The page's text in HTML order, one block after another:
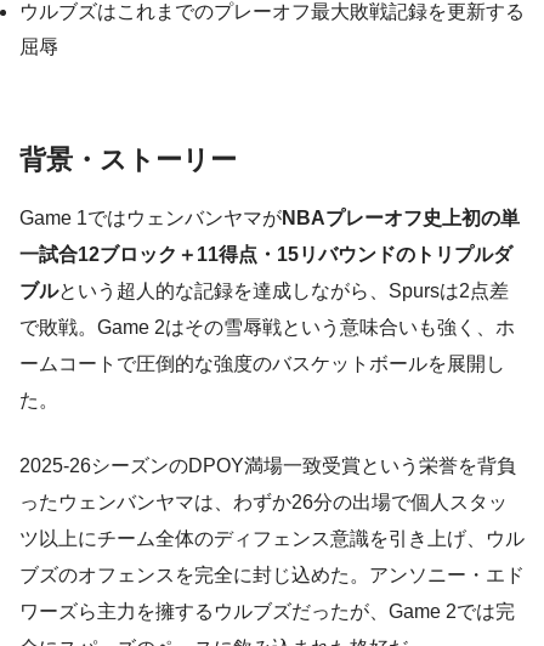
ウルブズはこれまでのプレーオフ最大敗戦記録を更新する
屈辱
背景・ストーリー
Game 1ではウェンバンヤマがNBAプレーオフ史上初の単
一試合12ブロック＋11得点・15リバウンドのトリプルダ
ブルという超人的な記録を達成しながら、Spursは2点差
で敗戦。Game 2はその雪辱戦という意味合いも強く、ホ
ームコートで圧倒的な強度のバスケットボールを展開し
た。
2025-26シーズンのDPOY満場一致受賞という栄誉を背負
ったウェンバンヤマは、わずか26分の出場で個人スタッ
ツ以上にチーム全体のディフェンス意識を引き上げ、ウル
ブズのオフェンスを完全に封じ込めた。アンソニー・エド
ワーズら主力を擁するウルブズだったが、Game 2では完